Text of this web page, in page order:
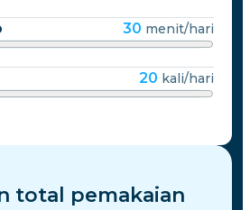
30 menit/hari
20 kali/hari
total pemakaian